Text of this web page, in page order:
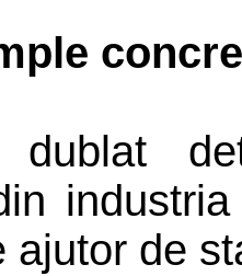
dublat
ajutor de